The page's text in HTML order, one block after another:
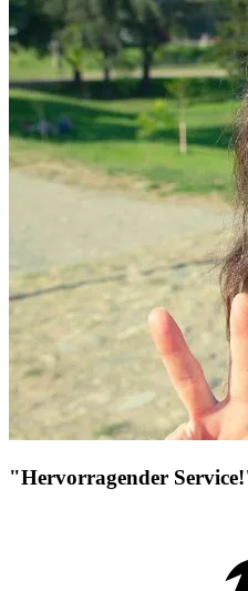
"Hervorragender